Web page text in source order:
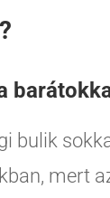
bulik
mert